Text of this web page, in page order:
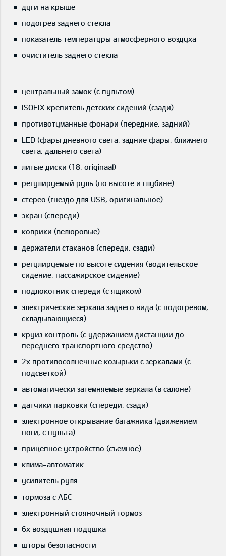
дуги на крыше
подогрев заднего стекла
показатель температуры атмосферного воздуха
очиститель заднего стекла
центральный замок (с пультом)
ISOFIX крепитель детских сидений (сзади)
противотуманные фонари (передние, задний)
LED (фары дневного света, задние фары, ближнего
света, дальнего света)
литые диски (18, originaal)
регулируемый руль (по высоте и глубине)
стерео (гнездо для USB, оригинальное)
экран (спереди)
коврики (велюровые)
держатели стаканов (спереди, сзади)
регулируемые по высоте сидения (водительское
сидение, пассажирское сидение)
подлокотник спереди (с ящиком)
электрические зеркала заднего вида (с подогревом,
складывающиеся)
круиз контроль (с удержанием дистанции до
переднего транспортного средство)
2x противосолнечные козырьки с зеркалами (с
подсветкой)
автоматически затемняемые зеркала (в салоне)
датчики парковки (спереди, сзади)
электронное открывание багажника (движением
ноги, с пульта)
прицепное устройство (съемное)
клима-автоматик
усилитель руля
тормоза с АБС
электронный стояночный тормоз
6x воздушная подушка
шторы безопасности